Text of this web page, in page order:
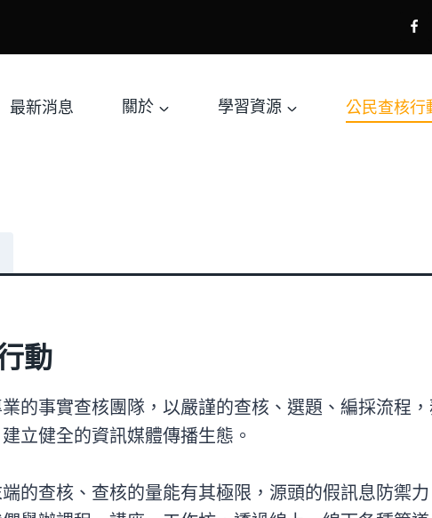
最新消息 關於 學習資源 公民查核行
動
的事實查核團隊，以嚴謹的查核、選題、編採流程
立健全的資訊媒體傳播生態。
的查核、查核的量能有其極限，源頭的假訊息防禦